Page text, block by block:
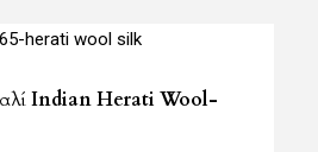
Indian Herati Wool-